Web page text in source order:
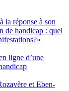
la réponse à son
de handicap : quel
ligne d’une
et Eben-